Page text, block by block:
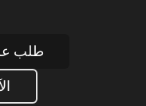
طلب